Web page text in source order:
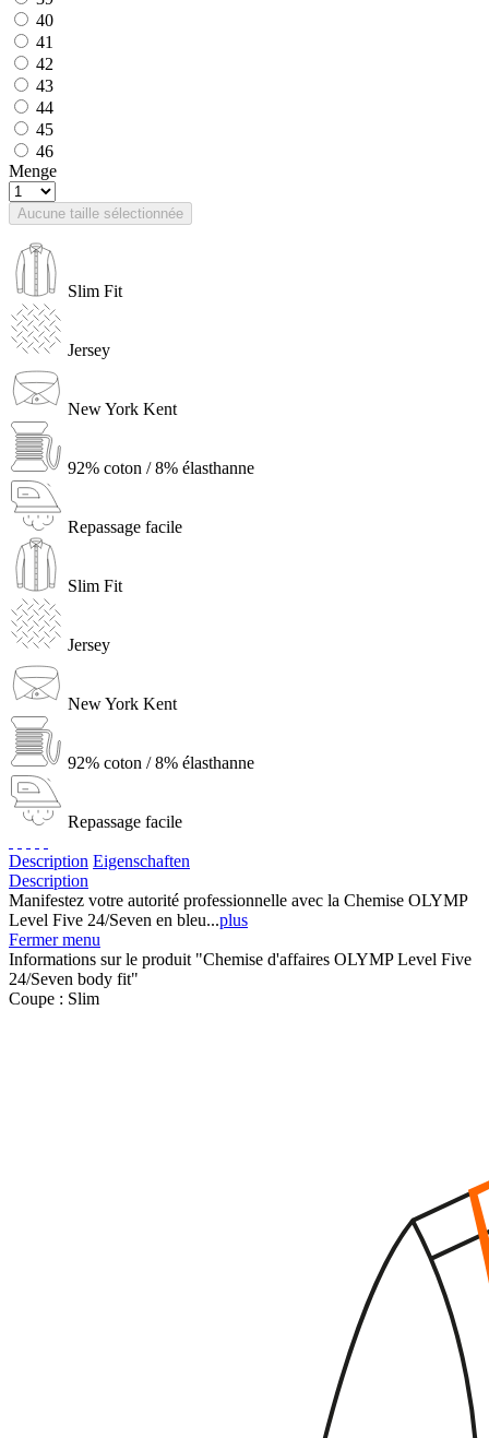
40
41
42
43
44
45
46
Menge
Aucune taille sélectionnée
Slim Fit
Jersey
New York Kent
92% coton / 8% élasthanne
Repassage facile
Slim Fit
Jersey
New York Kent
92% coton / 8% élasthanne
Repassage facile
Description Eigenschaften
Description
Manifestez votre autorité professionnelle avec la Chemise OLYMP
Level Five 24/Seven en bleu...plus
Fermer menu
Informations sur le produit "Chemise d'affaires OLYMP Level Five
24/Seven body fit"
Coupe : Slim